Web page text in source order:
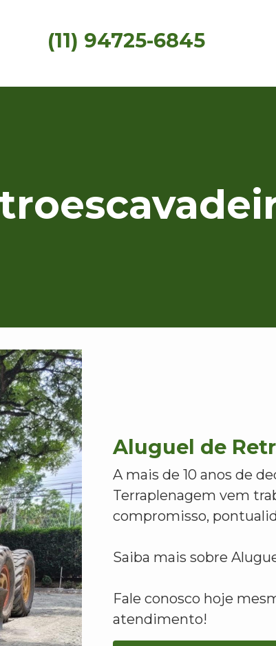
(11) 94725-6845
Aluguel de
A mais de 10 anos de
Terraplenagem vem
compromisso,
Saiba mais sobre
Fale conosco hoje
atendimento!